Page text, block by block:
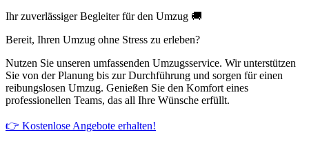
Ihr zuverlässiger Begleiter für den Umzug 🚚
Bereit, Ihren Umzug ohne Stress zu erleben?
Nutzen Sie unseren umfassenden Umzugsservice. Wir unterstützen
Sie von der Planung bis zur Durchführung und sorgen für einen
reibungslosen Umzug. Genießen Sie den Komfort eines
professionellen Teams, das all Ihre Wünsche erfüllt.
👉 Kostenlose Angebote erhalten!